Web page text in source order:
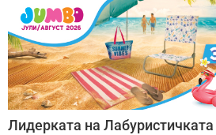
Лидерката на Лабуристичката